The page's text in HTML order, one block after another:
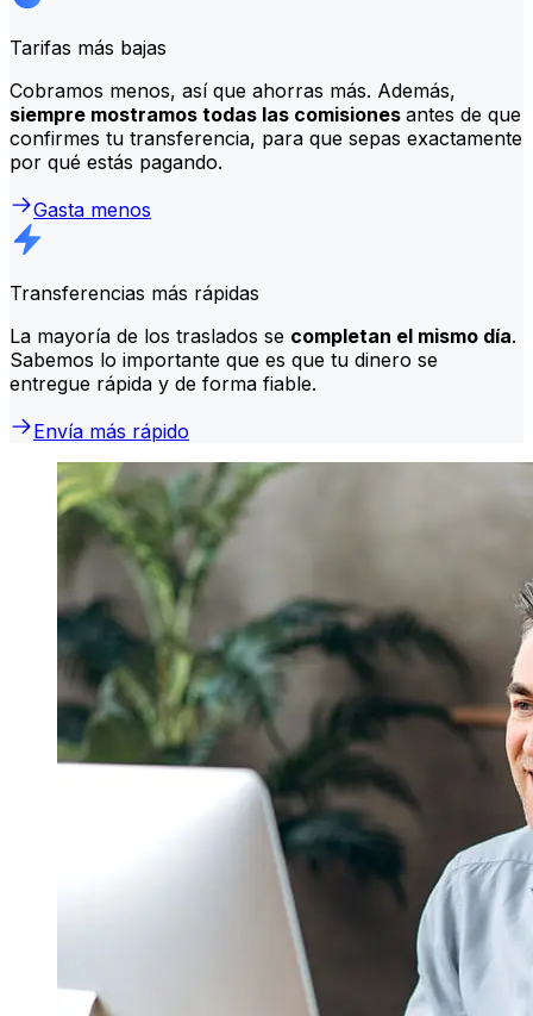
Tarifas más bajas
Cobramos menos, así que ahorras más. Además,
siempre mostramos todas las comisiones antes de que
confirmes tu transferencia, para que sepas exactamente
por qué estás pagando.
Gasta menos
Transferencias más rápidas
La mayoría de los traslados se completan el mismo día.
Sabemos lo importante que es que tu dinero se
entregue rápida y de forma fiable.
Envía más rápido